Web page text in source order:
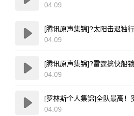
04.09
04.09
04.09
04.09